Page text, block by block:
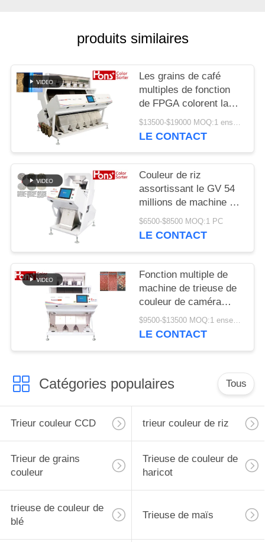
POLICY
produits similaires
Les grains de café
multiples de fonction
de FPGA colorent la
trieuse
$13500-$19000 MOQ:1 ensemble
LE CONTACT
Couleur de riz
assortissant le GV 54
millions de machine de
développement de
séparateur de pixel
$6500-$8500 MOQ:1 PC
LE CONTACT
Fonction multiple de
machine de trieuse de
couleur de caméra
CCD d'arachide de 3
descendeurs
$9500-$13500 MOQ:1 ensemble
LE CONTACT
Catégories populaires Tous
Trieur couleur CCD trieur couleur de riz
Trieur de grains
couleur
Trieuse de couleur de
haricot
trieuse de couleur de
blé
Trieuse de maïs